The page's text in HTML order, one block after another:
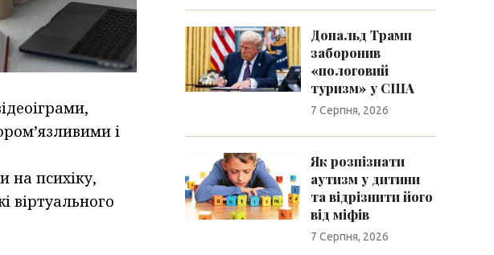
і
на психіку,
віртуального
Дональд Трамп
заборонив
«пологовий
туризм» у США
7 Серпня, 2026
Як розпізнати
аутизм у дитини
та відрізнити його
від міфів
7 Серпня, 2026